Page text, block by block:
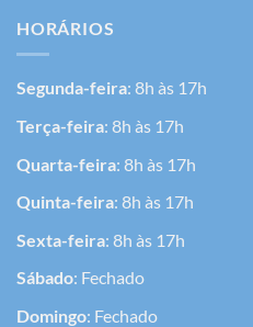
HORÁRIOS
Segunda-feira: 8h às 17h
Terça-feira: 8h às 17h
Quarta-feira: 8h às 17h
Quinta-feira: 8h às 17h
Sexta-feira: 8h às 17h
Sábado: Fechado
Domingo: Fechado